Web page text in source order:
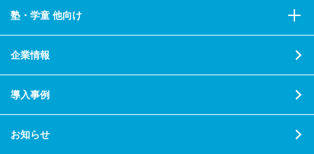
塾・学童 他向け
企業情報
導入事例
お知らせ